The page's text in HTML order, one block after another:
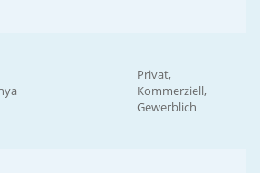
Privat,
Kommerziell,
Gewerblich